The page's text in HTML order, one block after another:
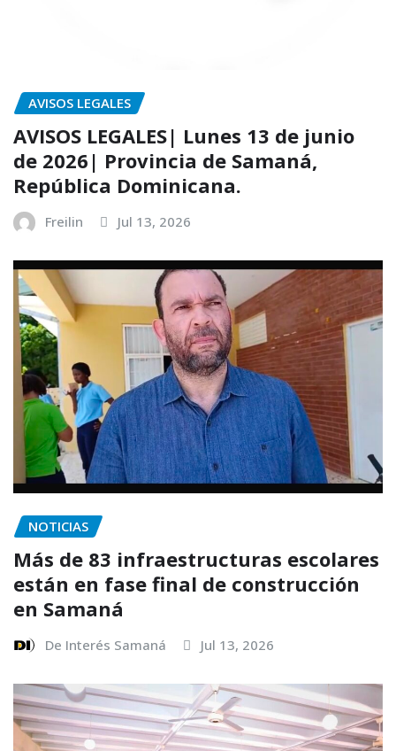
AVISOS LEGALES
AVISOS LEGALES| Lunes 13 de junio
de 2026| Provincia de Samaná,
República Dominicana.
Freilin Jul 13, 2026
NOTICIAS
Más de 83 infraestructuras escolares
están en fase final de construcción
en Samaná
De Interés Samaná Jul 13, 2026